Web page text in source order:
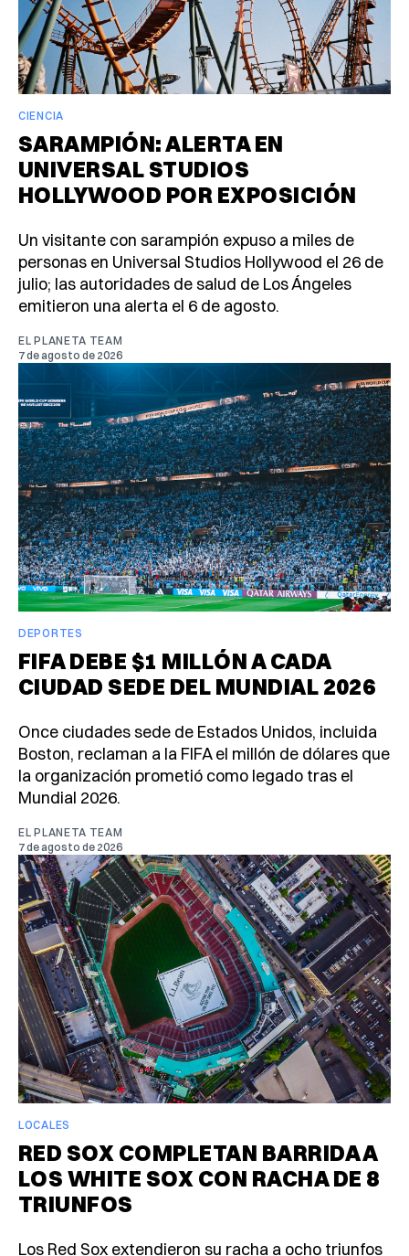
CIENCIA
SARAMPIÓN: ALERTA EN
UNIVERSAL STUDIOS
HOLLYWOOD POR EXPOSICIÓN
Un visitante con sarampión expuso a miles de
personas en Universal Studios Hollywood el 26 de
julio; las autoridades de salud de Los Ángeles
emitieron una alerta el 6 de agosto.
EL PLANETA TEAM
7 de agosto de 2026
DEPORTES
FIFA DEBE $1 MILLÓN A CADA
CIUDAD SEDE DEL MUNDIAL 2026
Once ciudades sede de Estados Unidos, incluida
Boston, reclaman a la FIFA el millón de dólares que
la organización prometió como legado tras el
Mundial 2026.
EL PLANETA TEAM
7 de agosto de 2026
LOCALES
RED SOX COMPLETAN BARRIDA A
LOS WHITE SOX CON RACHA DE 8
TRIUNFOS
Los Red Sox extendieron su racha a ocho triunfos